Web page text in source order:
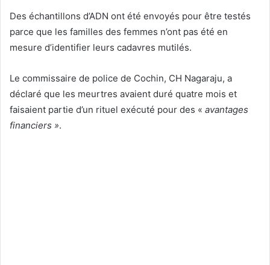
Des échantillons d’ADN ont été envoyés pour être testés
parce que les familles des femmes n’ont pas été en
mesure d’identifier leurs cadavres mutilés.
Le commissaire de police de Cochin, CH Nagaraju, a
déclaré que les meurtres avaient duré quatre mois et
faisaient partie d’un rituel exécuté pour des « avantages
financiers ».